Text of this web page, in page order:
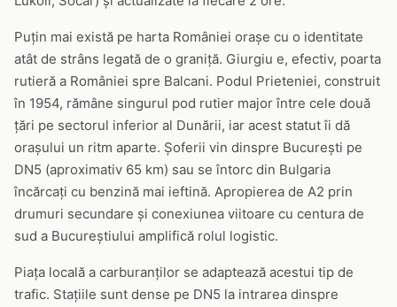
Puțin mai există pe harta României orașe cu o identitate
atât de strâns legată de o graniță. Giurgiu e, efectiv, poarta
rutieră a României spre Balcani. Podul Prieteniei, construit
în 1954, rămâne singurul pod rutier major între cele două
țări pe sectorul inferior al Dunării, iar acest statut îi dă
orașului un ritm aparte. Șoferii vin dinspre București pe
DN5 (aproximativ 65 km) sau se întorc din Bulgaria
încărcați cu benzină mai ieftină. Apropierea de A2 prin
drumuri secundare și conexiunea viitoare cu centura de
sud a Bucureștiului amplifică rolul logistic.
Piața locală a carburanților se adaptează acestui tip de
trafic. Stațiile sunt dense pe DN5 la intrarea dinspre